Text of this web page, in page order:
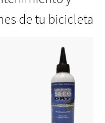
de tu bicicleta